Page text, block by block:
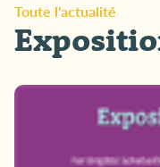
Toute l'actualité